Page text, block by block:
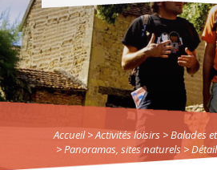
Accueil> Activités loisirs >Balades
>Panoramas, sites naturels > Détail